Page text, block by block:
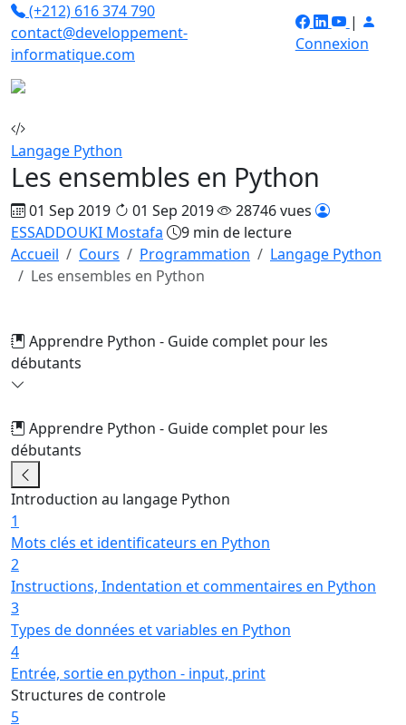
(+212) 616 374 790
contact@developpement-
informatique.com
|
Connexion
Langage Python
Les ensembles en Python
01 Sep 2019 01 Sep 2019
28746 vues
ESSADDOUKI Mostafa
9 min de lecture
Accueil
Cours Programmation
Langage Python
Les ensembles en Python
Apprendre Python - Guide complet pour les
débutants
Apprendre Python - Guide complet pour les
débutants
Introduction au langage Python
1
Mots clés et identificateurs en Python
2
Instructions, Indentation et commentaires en Python
3
Types de données et variables en Python
4
Entrée, sortie en python - input, print
Structures de controle
5